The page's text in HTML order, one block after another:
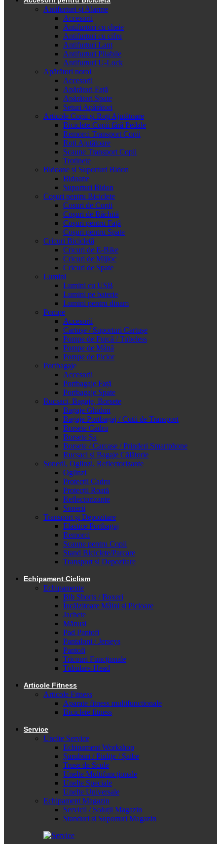
Antifurturi și Alarme
Accesorii
Antifurturi cu cheie
Antifurturi cu cifru
Antifurturi Lanț
Antifurturi Pliabile
Antifurturi U-Lock
Apărători noroi
Accesorii
Apărători Față
Apărători Spate
Seturi Apărători
Articole Copii și Roți Ajutătoare
Biciclete Copii fără Pedale
Remorci Transport Copii
Roți Ajutătoare
Scaune Transport Copii
Trotinete
Bidoane și Suporturi Bidon
Bidoane
Suporturi Bidon
Coșuri pentru Biciclete
Cosuri de Copii
Coșuri de Răchită
Coșuri pentru Față
Coșuri pentru Spate
Cricuri Bicicletă
Cricuri de E-Bike
Cricuri de Mijloc
Cricuri de Spate
Lumini
Lumini cu USB
Lumini pe baterie
Lumini pentru dinam
Pompe
Accesorii
Cartușe / Suporturi Cartușe
Pompe de Furcă / Tubeless
Pompe de Mână
Pompe de Picior
Portbagaje
Accesorii
Portbagaje Față
Portbagaje Spate
Rucsaci, Bagaje, Borsete
Bagaje Ghidon
Bagaje Portbagaj / Cutii de Transport
Borsete Cadru
Borsete Șa
Borsete / Carcase / Prinderi Smartphone
Rucsaci și Bagaje Călătorie
Sonerii, Oglinzi, Reflectorizante
Oglinzi
Protecții Cadru
Protecții Roată
Reflectorizante
Sonerii
Transport și Depozitare
Elastice Portbagaj
Remorci
Scaune pentru Copii
Stand Biciclete/Parcare
Transport si Depozitare
Echipament Ciclism
Echipamente
Bib Shorts / Boxeri
Încălzitoare Mâini și Picioare
Jachete
Mănuși
Pad Pantofi
Pantaloni / Jerseys
Pantofi
Tricouri Funcționale
Tubulare-Head
Articole Fitness
Articole Fitness
Aparate fitness multifunctionale
Biciclete fitness
Service
Unelte Service
Echipament Workshop
Șuruburi / Piulițe / Șaibe
Truse de Scule
Unelte Multifuncționale
Unelte Speciale
Unelte Universale
Echipament Magazin
Servicii / Soluții Magazin
Standuri și Suporturi Magazin